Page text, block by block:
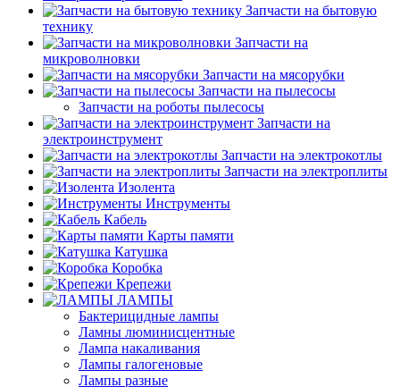
Запчасти на бытовую
технику
Запчасти на
микроволновки
Запчасти на мясорубки
Запчасти на пылесосы
Запчасти на роботы пылесосы
Запчасти на
электроинструмент
Запчасти на электрокотлы
Запчасти на электроплиты
Изолента
Инструменты
Кабель
Карты памяти
Катушка
Коробка
Крепежи
ЛАМПЫ
Бактерицидные лампы
Ламны люминисцентные
Лампа накаливания
Лампы галогеновые
Лампы разные